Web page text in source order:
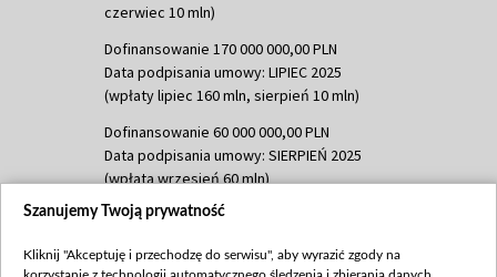
czerwiec 10 mln)
Dofinansowanie 170 000 000,00 PLN
Data podpisania umowy: LIPIEC 2025
(wpłaty lipiec 160 mln, sierpień 10 mln)
Dofinansowanie 60 000 000,00 PLN
Data podpisania umowy: SIERPIEŃ 2025
(wpłata wrzesień 60 mln)
Dofinansowanie 635 783 051,21 PLN
(wpłata wrzesień 100 mln, październik 350
Szanujemy Twoją prywatność
Kliknij "Akceptuję i przechodzę do serwisu", aby wyrazić zgody na